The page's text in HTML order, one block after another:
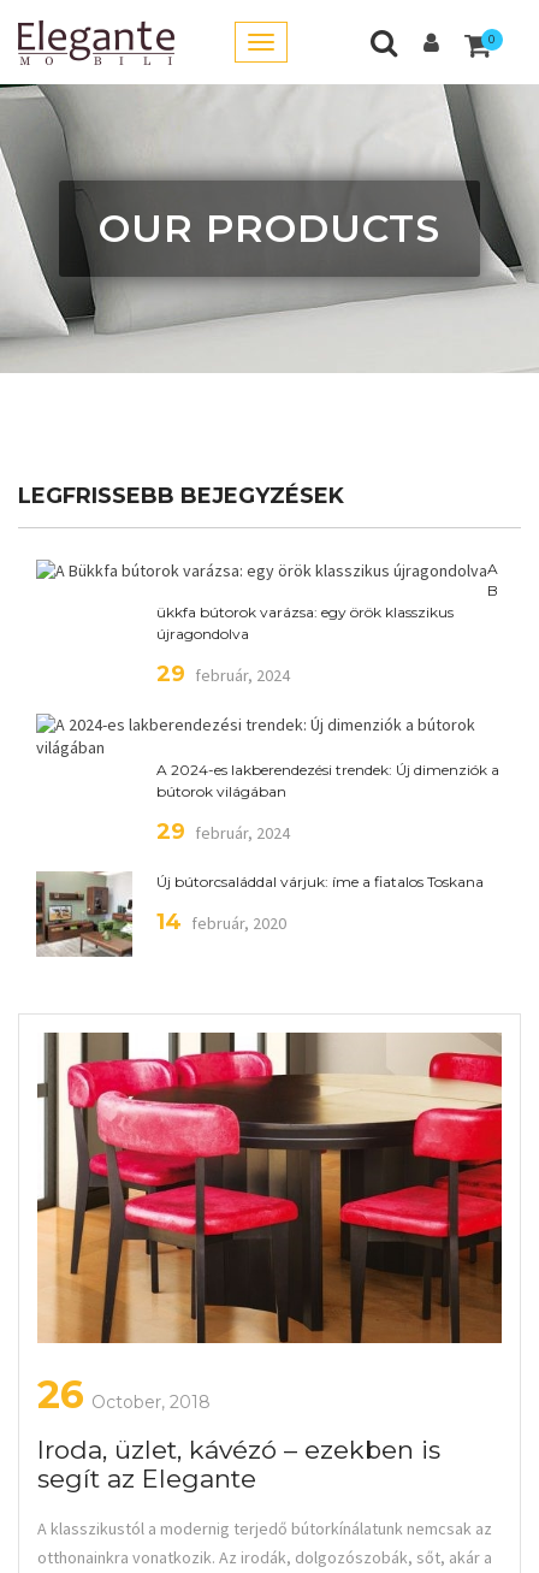
0
OUR PRODUCTS
LEGFRISSEBB BEJEGYZÉSEK
A
B
ükkfa bútorok varázsa: egy örök klasszikus
újragondolva
29 február, 2024
A 2024-es lakberendezési trendek: Új dimenziók a
bútorok világában
29 február, 2024
Új bútorcsaláddal várjuk: íme a fiatalos Toskana
14 február, 2020
26 October, 2018
Iroda, üzlet, kávézó – ezekben is
segít az Elegante
A klasszikustól a modernig terjedő bútorkínálatunk nemcsak az
otthonainkra vonatkozik. Az irodák, dolgozószobák, sőt, akár a